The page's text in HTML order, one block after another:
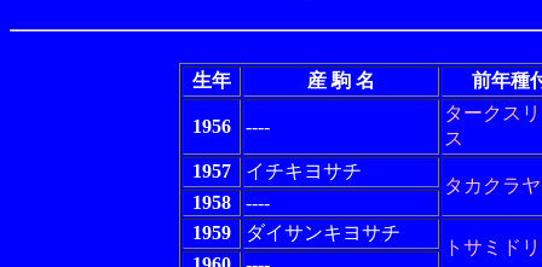
生年 産 駒 名 前年種
1956 ----
タークス
ス
1957
イチキヨサチ
タカクラ
1958
----
1959
ダイサンキヨサチ
トサミドリ